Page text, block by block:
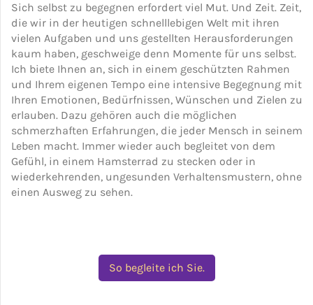
Sich selbst zu begegnen erfordert viel Mut. Und Zeit. Zeit,
die wir in der heutigen schnelllebigen Welt mit ihren
vielen Aufgaben und uns gestellten Herausforderungen
kaum haben, geschweige denn Momente für uns selbst.
Ich biete Ihnen an, sich in einem geschützten Rahmen
und Ihrem eigenen Tempo eine intensive Begegnung mit
Ihren Emotionen, Bedürfnissen, Wünschen und Zielen zu
erlauben. Dazu gehören auch die möglichen
schmerzhaften Erfahrungen, die jeder Mensch in seinem
Leben macht. Immer wieder auch begleitet von dem
Gefühl, in einem Hamsterrad zu stecken oder in
wiederkehrenden, ungesunden Verhaltensmustern, ohne
einen Ausweg zu sehen.
So begleite ich Sie.